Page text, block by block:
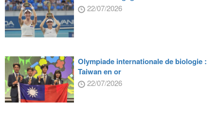
22/07/2026
Olympiade internationale de biologie :
Taiwan en or
22/07/2026